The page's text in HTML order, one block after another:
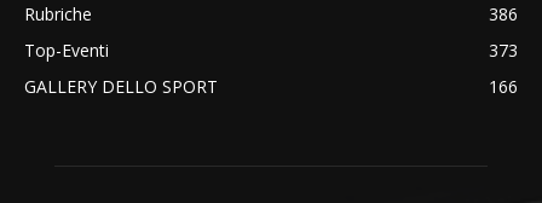
Rubriche
386
Top-Eventi
373
GALLERY DELLO SPORT
166